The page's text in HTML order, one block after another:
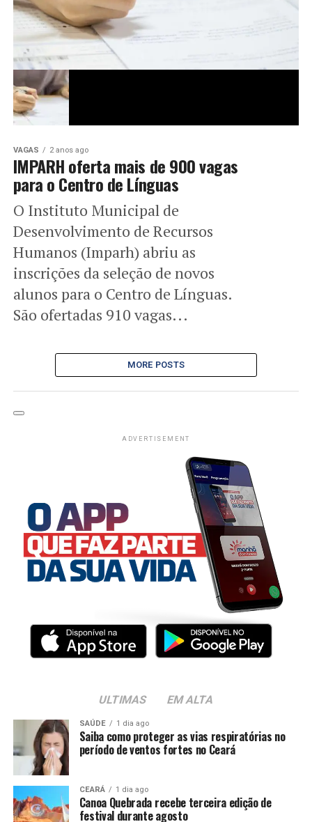
VAGAS 2 anos ago
IMPARH oferta mais de 900 vagas
para o Centro de Línguas
O Instituto Municipal de
Desenvolvimento de Recursos
Humanos (Imparh) abriu as
inscrições da seleção de novos
alunos para o Centro de Línguas.
São ofertadas 910 vagas...
MORE POSTS
ADVERTISEMENT
ULTIMAS EM ALTA
SAÚDE 1 dia ago
Saiba como proteger as vias respiratórias no
período de ventos fortes no Ceará
CEARÁ 1 dia ago
Canoa Quebrada recebe terceira edição de
festival durante agosto